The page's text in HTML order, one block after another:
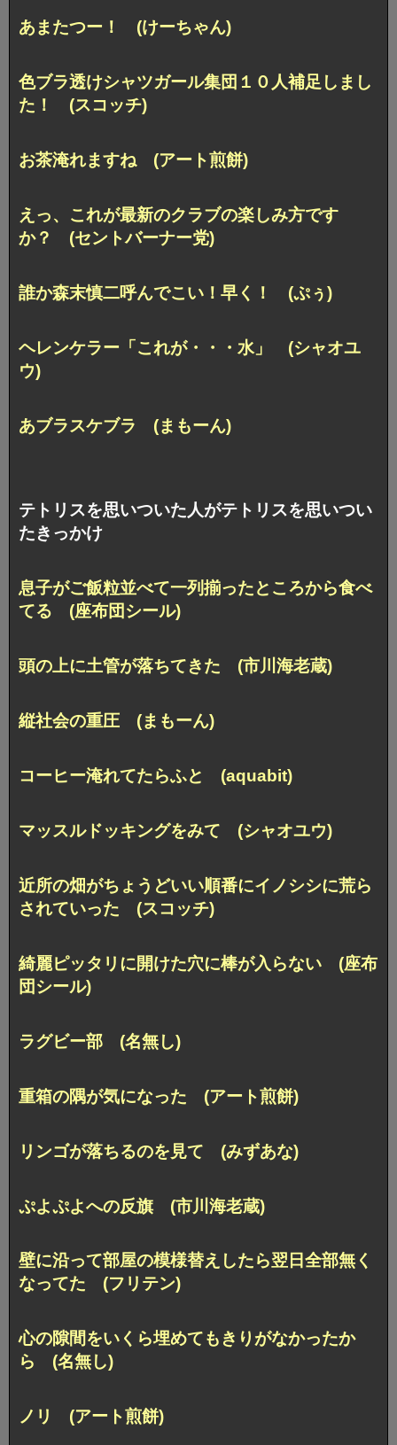
あまたつー！ (けーちゃん)
色ブラ透けシャツガール集団１０人補足しまし
た！ (スコッチ)
お茶淹れますね (アート煎餅)
えっ、これが最新のクラブの楽しみ方です
か？ (セントバーナー党)
誰か森末慎二呼んでこい！早く！ (ぷぅ)
ヘレンケラー「これが・・・水」 (シャオユ
ウ)
あブラスケブラ (まもーん)
テトリスを思いついた人がテトリスを思いつい
たきっかけ
息子がご飯粒並べて一列揃ったところから食べ
てる (座布団シール)
頭の上に土管が落ちてきた (市川海老蔵)
縦社会の重圧 (まもーん)
コーヒー淹れてたらふと (aquabit)
マッスルドッキングをみて (シャオユウ)
近所の畑がちょうどいい順番にイノシシに荒ら
されていった (スコッチ)
綺麗ピッタリに開けた穴に棒が入らない (座布
団シール)
ラグビー部 (名無し)
重箱の隅が気になった (アート煎餅)
リンゴが落ちるのを見て (みずあな)
ぷよぷよへの反旗 (市川海老蔵)
壁に沿って部屋の模様替えしたら翌日全部無く
なってた (フリテン)
心の隙間をいくら埋めてもきりがなかったか
ら (名無し)
ノリ (アート煎餅)